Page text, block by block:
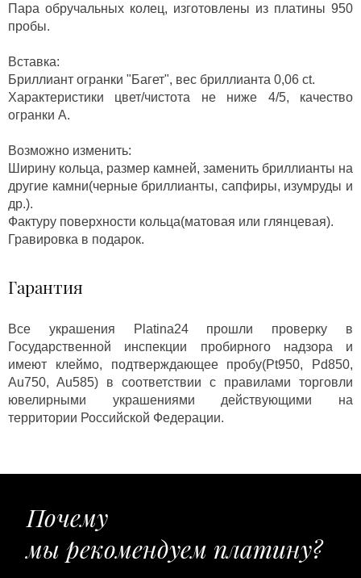
Пара обручальных колец, изготовлены из платины 950
пробы.
Вставка:
Бриллиант огранки "Багет", вес бриллианта 0,06 ct.
Характеристики цвет/чистота не ниже 4/5, качество
огранки А.
Возможно изменить:
Ширину кольца, размер камней, заменить бриллианты на
другие камни(черные бриллианты, сапфиры, изумруды и
др.).
Фактуру поверхности кольца(матовая или глянцевая).
Гравировка в подарок.
Гарантия
Все украшения Platina24 прошли проверку в
Государственной инспекции пробирного надзора и
имеют клеймо, подтверждающее пробу(Pt950, Pd850,
Au750, Au585) в соответствии с правилами торговли
ювелирными украшениями действующими на
территории Российской Федерации.
Почему
мы рекомендуем платину?